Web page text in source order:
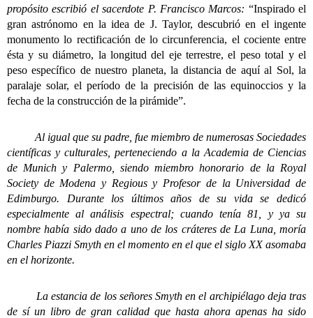
propósito escribió el sacerdote P. Francisco Marcos: “Inspirado el
gran astrónomo en la idea de J. Taylor, descubrió en el ingente
monumento lo rectificación de lo circunferencia, el cociente entre
ésta y su diámetro, la longitud del eje terrestre, el peso total y el
peso específico de nuestro planeta, la distancia de aquí al Sol, la
paralaje solar, el período de la precisión de las equinoccios y la
fecha de la construcción de la pirámide”.
Al igual que su padre, fue miembro de numerosas Sociedades
científicas y culturales, perteneciendo a la Academia de Ciencias
de Munich y Palermo, siendo miembro honorario de la Royal
Society de Modena y Regious y Profesor de la Universidad de
Edimburgo. Durante los últimos años de su vida se dedicó
especialmente al análisis espectral; cuando tenía 81, y ya su
nombre había sido dado a uno de los cráteres de La Luna, moría
Charles Piazzi Smyth en el momento en el que el siglo XX asomaba
en el horizonte.
La estancia de los señores Smyth en el archipiélago deja tras
de sí un libro de gran calidad que hasta ahora apenas ha sido